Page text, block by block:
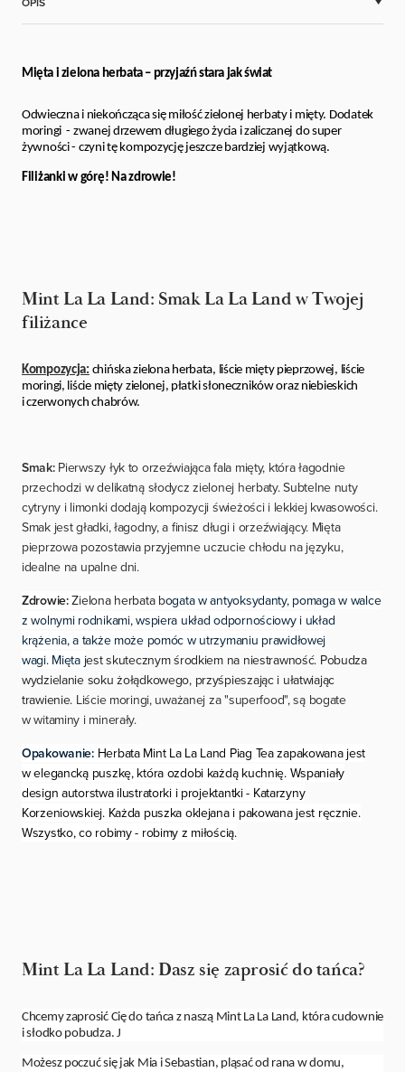
Mięta i zielona herbata – przyjaźń stara jak świat
Odwieczna i niekończąca się miłość zielonej herbaty i mięty. Dodatek
moringi - zwanej drzewem długiego życia i zaliczanej do super
żywności - czyni tę kompozycję jeszcze bardziej wyjątkową.
Filiżanki w górę! Na zdrowie!
Mint La La Land: Smak La La Land w Twojej
filiżance
Kompozycja: chińska zielona herbata, liście mięty pieprzowej, liście
moringi, liście mięty zielonej, płatki słoneczników oraz niebieskich
i czerwonych chabrów.
Smak: Pierwszy łyk to orzeźwiająca fala mięty, która łagodnie
przechodzi w delikatną słodycz zielonej herbaty. Subtelne nuty
cytryny i limonki dodają kompozycji świeżości i lekkiej kwasowości.
Smak jest gładki, łagodny, a finisz długi i orzeźwiający. Mięta
pieprzowa pozostawia przyjemne uczucie chłodu na języku,
idealne na upalne dni.
Zdrowie:Zielona herbata bogata w antyoksydanty, pomaga w walce
z wolnymi rodnikami, wspiera układ odpornościowy i układ
krążenia, a także może pomóc w utrzymaniu prawidłowej
wagi.Mięta jest skutecznym środkiem na niestrawność. Pobudza
wydzielanie soku żołądkowego, przyśpieszając i ułatwiając
trawienie. Liście moringi, uważanej za "superfood", są bogate
w witaminy i minerały.
Opakowanie: Herbata Mint La La Land Piag Tea zapakowana jest
w elegancką puszkę, która ozdobi każdą kuchnię. Wspaniały
design autorstwa ilustratorki i projektantki - Katarzyny
Korzeniowskiej. Każda puszka oklejana i pakowana jest ręcznie.
Wszystko, co robimy - robimy z miłością.
Mint La La Land: Dasz się zaprosić do tańca?
Chcemy zaprosić Cię do tańca z naszą Mint La La Land, która cudownie
i słodko pobudza. J
Możesz poczuć się jak Mia i Sebastian, pląsać od rana w domu,